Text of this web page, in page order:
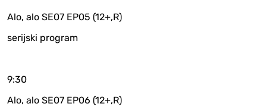
Alo, alo SE07 EP05 (12+,R)
serijski program
9:30
Alo, alo SE07 EP06 (12+,R)